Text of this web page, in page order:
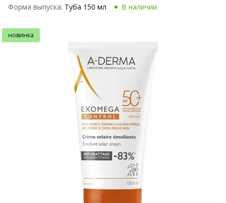
Форма выпуска: Туба 150 мл В наличии
новинка